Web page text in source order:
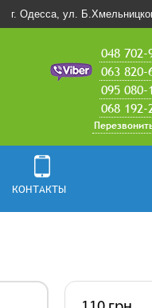
г. Одесса, ул.
048 702-
063 820-
095 080-
068 192-
КОНТАКТЫ